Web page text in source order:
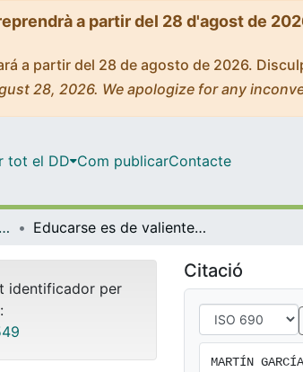
a partir del 28 d'agost de
a partir del 28 de agosto de 2026.
28, 2026. We apologize for any
tot el DD Com publicarContacte
Llibres / Capítols de llibre (Teoria i Història de l'Educació) Educarse es de valientes. Aprendizaje-servicio con adolescentes en riesgo de exclusión social
identificador per
Citació